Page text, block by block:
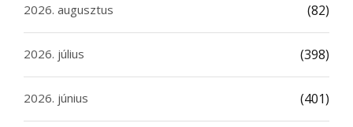
2026. augusztus (82)
2026. július (398)
2026. június (401)